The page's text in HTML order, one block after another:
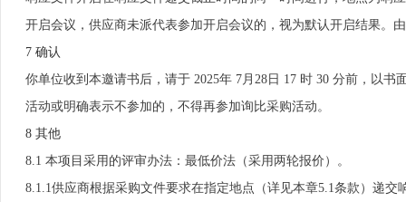
开启会议，供应商未派代表参加开启会议的，视为默认开启结果。
7 确认
你单位收到本邀请书后，请于 2025年 7月28日 17 时 30 分前，以
活动或明确表示不参加的，不得再参加询比采购活动。
8 其他
8.1 本项目采用的评审办法：最低价法（采用两轮报价）。
8.1.1供应商根据采购文件要求在指定地点（详见本章5.1条款）递